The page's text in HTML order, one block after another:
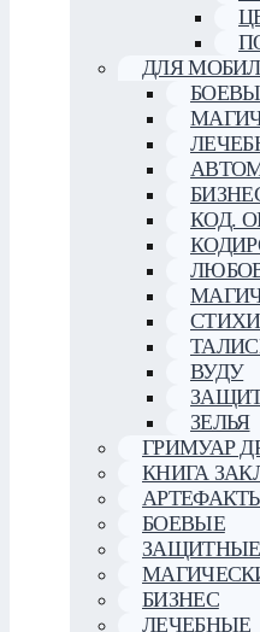
ДЛЯ
КОД.
ВУДУ
ЗЕЛЬЯ
ГРИМУАР
КНИГА
БОЕВЫЕ
ЗАЩИТНЫЕ
БИЗНЕС
ЛЕЧЕБНЫЕ